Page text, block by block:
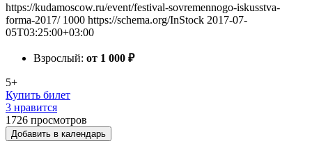
https://kudamoscow.ru/event/festival-sovremennogo-iskusstva-
forma-2017/ 1000 https://schema.org/InStock 2017-07-
05T03:25:00+03:00
Взрослый: от 1 000 ₽
5+
Купить билет
3 нравится
1726 просмотров
Добавить в календарь